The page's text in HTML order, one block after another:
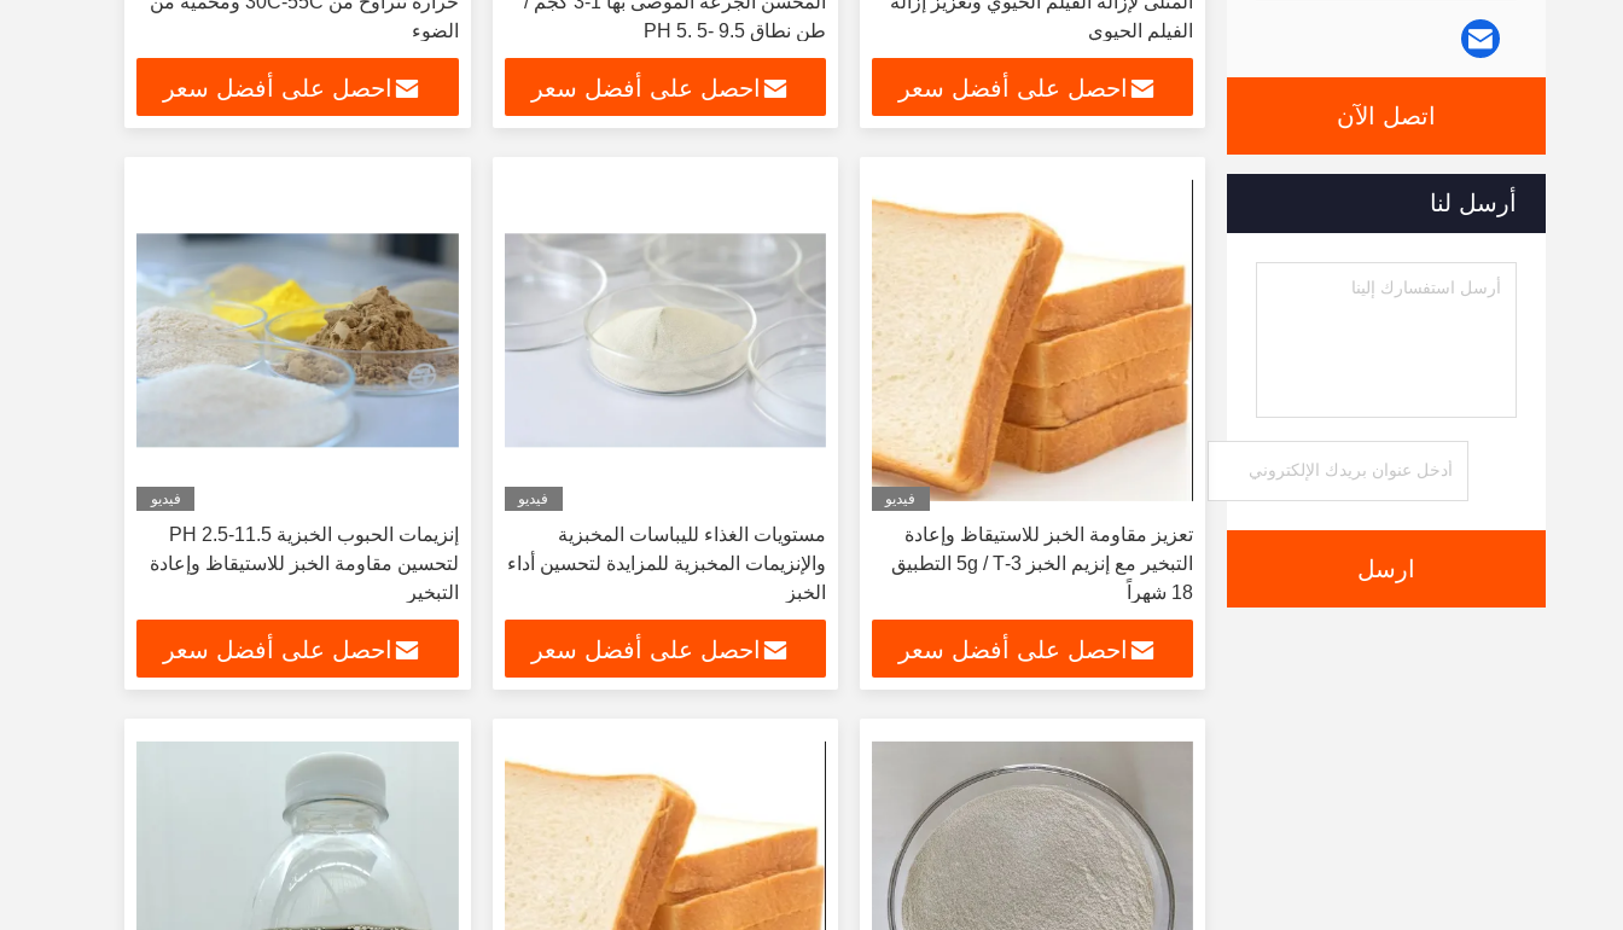
اتصل الآن
أرسل لنا
ارسل
الفيلم الحيوي
احصل على أفضل سعر
طن نطاق PH 5. 5- 9.5
احصل على أفضل سعر
الضوء
احصل على أفضل سعر
فيديو
تعزيز مقاومة الخبز للاستيقاظ وإعادة
التبخير مع إنزيم الخبز 3-5g / T التطبيق
18 شهراً
احصل على أفضل سعر
فيديو
مستويات الغذاء لليباسات المخبزية
والإنزيمات المخبزية للمزايدة لتحسين أداء
الخبز
احصل على أفضل سعر
فيديو
إنزيمات الحبوب الخبزية PH 2.5-11.5
لتحسين مقاومة الخبز للاستيقاظ وإعادة
التبخير
احصل على أفضل سعر